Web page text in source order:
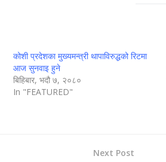
कोशी प्रदेशका मुख्यमन्त्री थापाविरुद्धको रिटमा
आज सुनवाइ हुने
बिहिबार, भदौ ७, २०८०
In "FEATURED"
Next Post